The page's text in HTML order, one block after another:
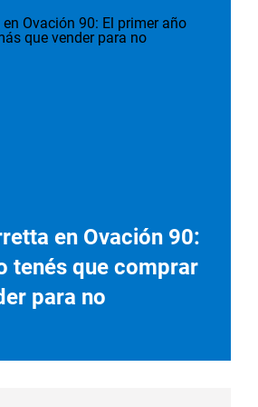
en Ovación 90:
tenés que comprar
para no